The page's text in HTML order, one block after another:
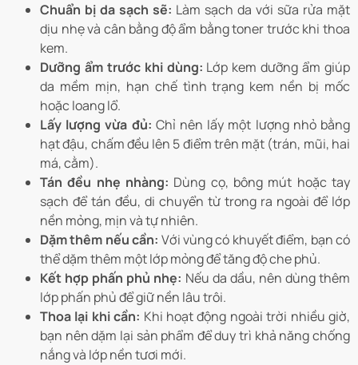
Chuẩn bị da sạch sẽ: Làm sạch da với sữa rửa mặt
dịu nhẹ và cân bằng độ ẩm bằng toner trước khi thoa
kem.
Dưỡng ẩm trước khi dùng: Lớp kem dưỡng ẩm giúp
da mềm mịn, hạn chế tình trạng kem nền bị mốc
hoặc loang lổ.
Lấy lượng vừa đủ: Chỉ nên lấy một lượng nhỏ bằng
hạt đậu, chấm đều lên 5 điểm trên mặt (trán, mũi, hai
má, cằm).
Tán đều nhẹ nhàng: Dùng cọ, bông mút hoặc tay
sạch để tán đều, di chuyển từ trong ra ngoài để lớp
nền mỏng, mịn và tự nhiên.
Dặm thêm nếu cần: Với vùng có khuyết điểm, bạn có
thể dặm thêm một lớp mỏng để tăng độ che phủ.
Kết hợp phấn phủ nhẹ: Nếu da dầu, nên dùng thêm
lớp phấn phủ để giữ nền lâu trôi.
Thoa lại khi cần: Khi hoạt động ngoài trời nhiều giờ,
bạn nên dặm lại sản phẩm để duy trì khả năng chống
nắng và lớp nền tươi mới.